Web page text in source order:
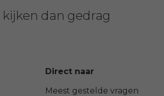
dan gedrag
Direct naar
Meest gestelde vragen